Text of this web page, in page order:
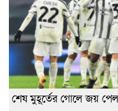
শেষ মুহূর্তের গোলে জয়